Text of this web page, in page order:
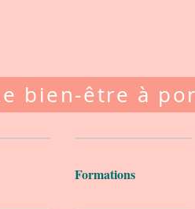
bien-être à
Formations